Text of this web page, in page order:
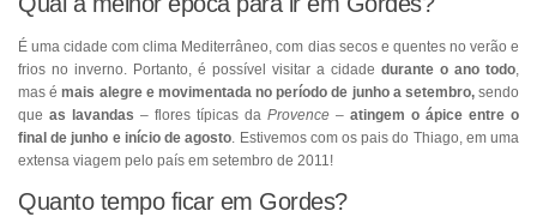
É uma cidade com clima Mediterrâneo, com dias secos e quentes no verão e
frios no inverno. Portanto, é possível visitar a cidade durante o ano todo,
mas émais alegre e movimentada no período de junho a setembro,sendo
que as lavandas – flores típicas da Provence – atingem o ápice entre o
final de junho e início de agosto. Estivemos com os pais do Thiago, em uma
extensa viagem pelo país em setembro de 2011!
Quanto tempo ficar em Gordes?